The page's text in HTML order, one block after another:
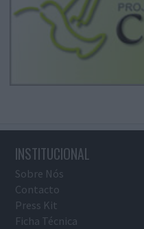
INSTITUCIONAL
Sobre Nós
Contacto
Press Kit
Ficha Técnica